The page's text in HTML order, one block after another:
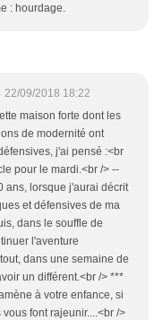
: hourdage.
22/09/2018 18:22
maison forte dont les
de modernité ont
j'ai pensé :<br
pour le mardi.<br /> --
ans, lorsque j'aurai décrit
et défensives de ma
dans le souffle de
l'aventure
dans une semaine de
un différent.<br /> ***
à votre enfance, si
font rajeunir....<br />